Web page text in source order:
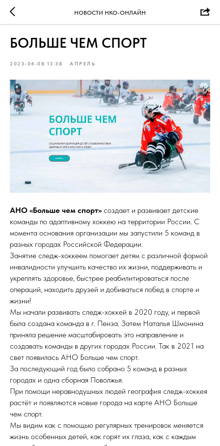
НОВОСТИ НКО-ОНЛАЙН
БОЛЬШЕ ЧЕМ СПОРТ
2023-04-08 13:38 АПРЕЛЬ
АНО «Больше чем спорт» создает и развивает детские
команды по адаптивному хоккею на территории России. С
момента основания организации мы запустили 5 команд в
разных городах Российской Федерации.
Занятие следж-хоккеем помогает детям с различной формой
инвалидности улучшить качество их жизни, поддерживать и
укреплять здоровье, быстрее реабилитироваться после
операций, находить друзей и добиваться побед в спорте и
жизни!
Мы начали развивать следж-хоккей в 2020 году, и первой
была создана команда в г. Пенза. Затем Наталья Шмонина
приняла решение масштабировать это направление и
создавать команды в других городах России. Так в 2021 на
свет появилась АНО Больше чем спорт.
За последующий год было собрано 5 команд в разных
городах и одна сборная Поволжья.
При помощи неравнодушных людей география следж-хоккея
растёт и появляются новые города на карте АНО Больше
чем спорт.
Мы видим как с помощью регулярных тренировок меняется
жизнь особенных детей, как горят их глаза, как с каждым